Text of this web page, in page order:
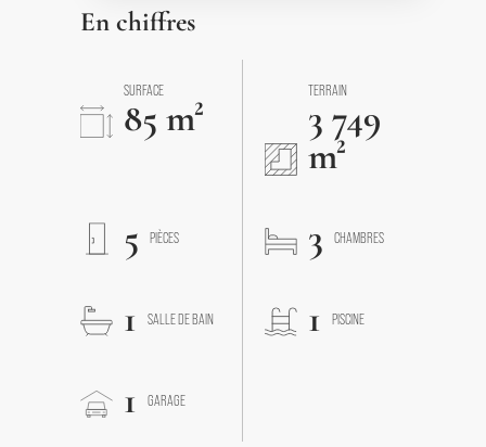
En chiffres
SURFACE
85 m²
TERRAIN
3 749
m²
5
PIÈCES 3 CHAMBRES
1 SALLE DE BAIN 1 PISCINE
1 GARAGE